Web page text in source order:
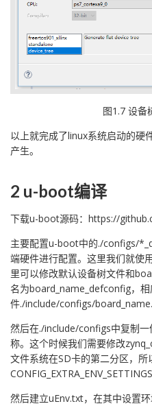
图1.7 设备
以上就完成了linux系统启动的硬
产生。
2 u-boot编译
下载u-boot源码：https://
主要配置u-boot中的./configs/
端硬件进行配置。这里我们就使
里可以修改默认设备树文件和
名为board_name_defconfig，
件./include/configs/
然后在./include/configs中复制一
称。这个时候我们需要修改
文件系统在SD卡的第二分区，所
然后建立uEnv.txt，在其中设置